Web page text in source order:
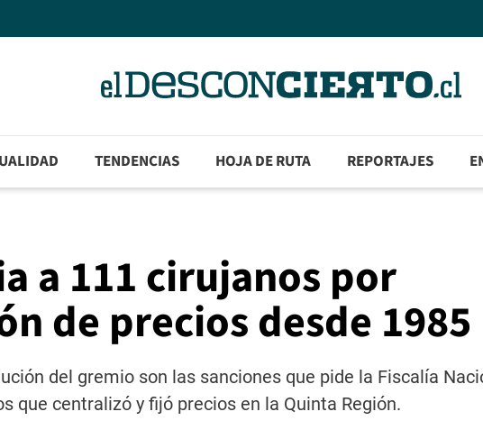
TENDENCIAS HOJA DE RUTA REPORTAJES
a 111 cirujanos por
de precios desde 1985
del gremio son las sanciones que pide la Fiscalía
que centralizó y fijó precios en la Quinta Región.